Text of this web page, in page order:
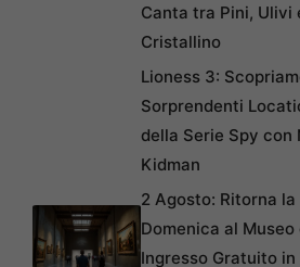
Canta tra Pini, Ulivi
Cristallino
Lioness 3:
Sorprendenti
della Serie Spy con
Kidman
2 Agosto: Ritorna la
Domenica al Museo
Ingresso Gratuito